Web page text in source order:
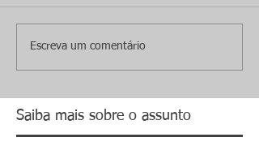
Escreva um comentário
Saiba mais sobre o assunto